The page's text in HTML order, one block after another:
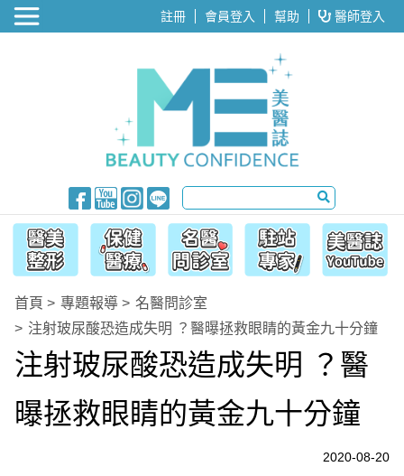
醫美整形 註冊 會員登入 幫助 醫師登入
首頁 專題報導
名醫問診室
注射玻尿酸恐造成失明 ？醫曝拯救眼睛的黃金九十分鐘
注射玻尿酸恐造成失明 ？醫
曝拯救眼睛的黃金九十分鐘
2020-08-20